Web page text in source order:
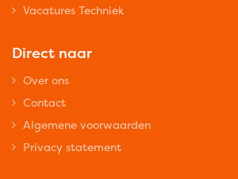
Vacatures Techniek
Direct naar
Over ons
Contact
Algemene voorwaarden
Privacy statement